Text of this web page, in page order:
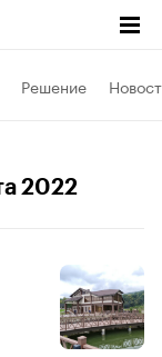
Решение
2022